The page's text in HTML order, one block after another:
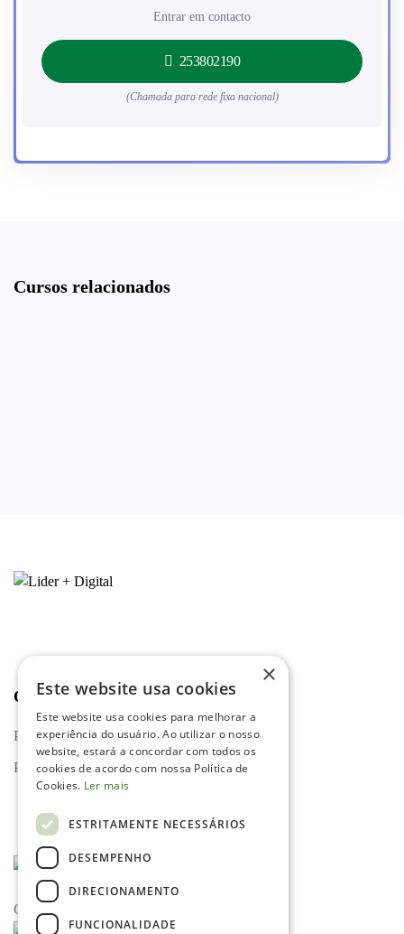
Entrar em contacto
253802190
(Chamada para rede fixa nacional)
Cursos relacionados
Outros links
Política de privacidade
Política de cookies
Cofinanciamento
×
Este website usa cookies
Este website usa cookies para melhorar a
experiência do usuário. Ao utilizar o nosso
website, estará a concordar com todos os
cookies de acordo com nossa Política de
Cookies. Ler mais
ESTRITAMENTE NECESSÁRIOS
DESEMPENHO
DIRECIONAMENTO
FUNCIONALIDADE